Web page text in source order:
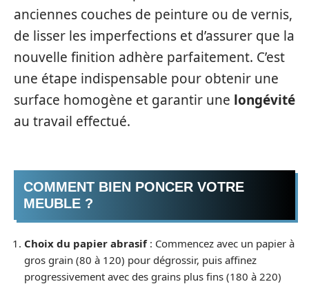
anciennes couches de peinture ou de vernis,
de lisser les imperfections et d’assurer que la
nouvelle finition adhère parfaitement. C’est
une étape indispensable pour obtenir une
surface homogène et garantir une longévité
au travail effectué.
COMMENT BIEN PONCER VOTRE
MEUBLE ?
Choix du papier abrasif: Commencez avec un papier à
gros grain (80 à 120) pour dégrossir, puis affinez
progressivement avec des grains plus fins (180 à 220)